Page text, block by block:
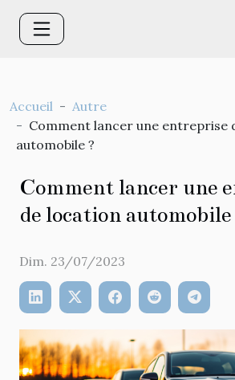
Accueil
Autre
Comment lancer une entreprise
automobile ?
Comment lancer une
de location automobile
Dim. 23/07/2023